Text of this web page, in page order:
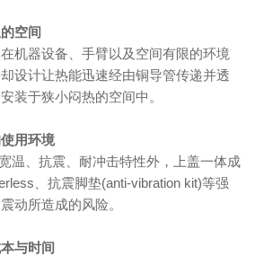
空间
机器设备、手臂以及空间有限的环境
设计让热能迅速经由铜导管传递并透
装于狭小闷热的空间中。
用环境
温、抗震、耐冲击特性外，上盖一体成
、抗震脚垫(anti-vibration kit)等强
动所造成的风险。
与时间